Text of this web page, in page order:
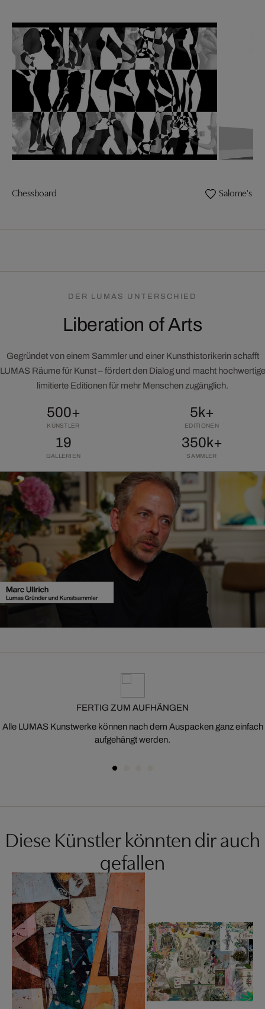
Chessboard Salome's
DER LUMAS UNTERSCHIED
Liberation of Arts
Gegründet von einem Sammler und einer Kunsthistorikerin schafft
LUMAS Räume für Kunst – fördert den Dialog und macht hochwertige
limitierte Editionen für mehr Menschen zugänglich.
500+
KÜNSTLER
5k+
EDITIONEN
19
GALLERIEN
350k+
SAMMLER
FERTIG ZUM AUFHÄNGEN
Alle LUMAS Kunstwerke können nach dem Auspacken ganz einfach
aufgehängt werden.
Diese Künstler könnten dir auch
gefallen